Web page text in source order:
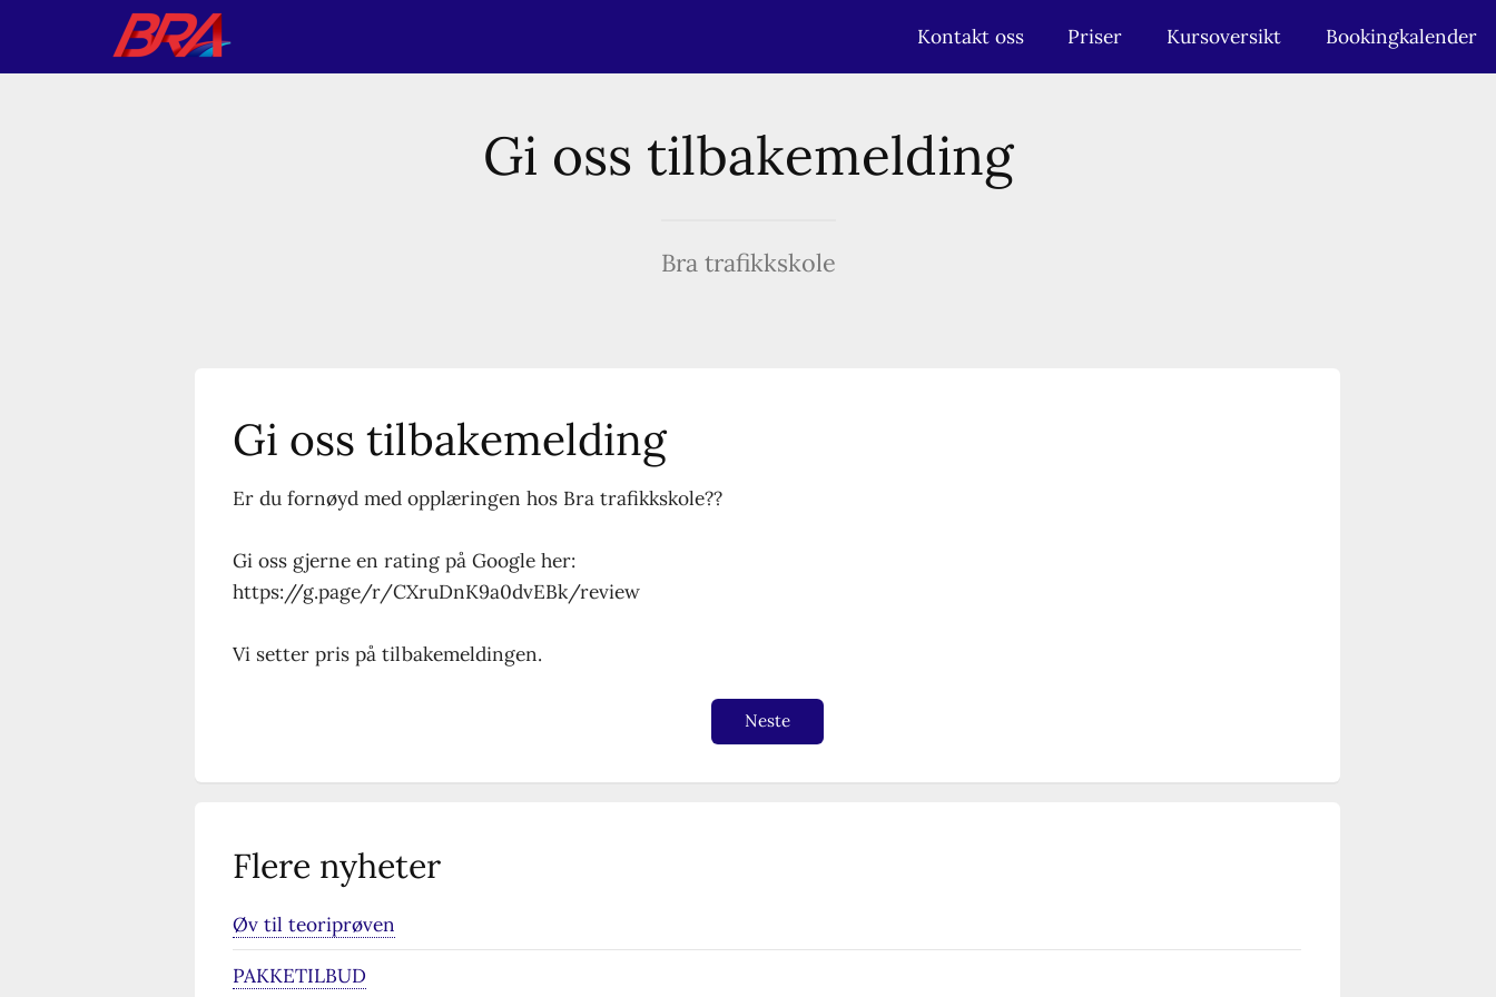
Kontakt oss Priser Kursoversikt Bookingkalender
Gi oss tilbakemelding
Bra trafikkskole
Gi oss tilbakemelding
Er du fornøyd med opplæringen hos Bra trafikkskole??
Gi oss gjerne en rating på Google her:
https://g.page/r/CXruDnK9a0dvEBk/review
Vi setter pris på tilbakemeldingen.
Neste
Flere nyheter
Øv til teoriprøven
PAKKETILBUD